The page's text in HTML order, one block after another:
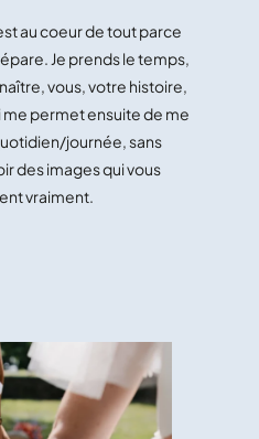
au coeur de tout parce
Je prends le temps,
vous, votre histoire,
me permet ensuite de me
journée, sans
des images quivous
vraiment.